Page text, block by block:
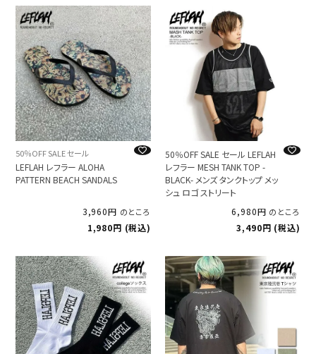
50％OFF SALE セール
LEFLAH レフラー ALOHA
PATTERN BEACH SANDALS
3,960 のところ
1,980 税込
50％OFF SALE セール LEFLAH
レフラー MESH TANK TOP -
BLACK- メンズ タンクトップ メッ
シュ ロゴ ストリート
6,980
のところ
3,490 税込